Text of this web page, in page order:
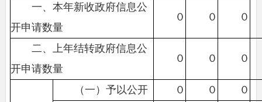
一、本年新收政府信息公
开申请数量
０ ０ ０
二、上年结转政府信息公
开申请数量
０ ０ ０
（一）予以公开 ０ ０
０